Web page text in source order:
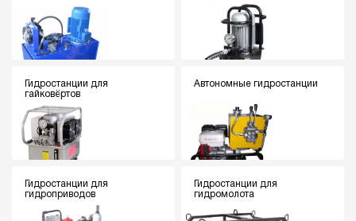
Гидростанции для
гайковёртов
Автономные гидростанции
Гидростанции для
гидроприводов
Гидростанции для
гидромолота